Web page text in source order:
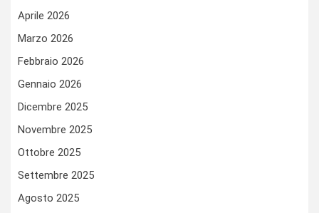
Aprile 2026
Marzo 2026
Febbraio 2026
Gennaio 2026
Dicembre 2025
Novembre 2025
Ottobre 2025
Settembre 2025
Agosto 2025